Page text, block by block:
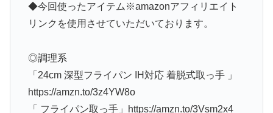
◆今回使ったアイテム※amazonアフィリエイト
リンクを使用させていただいております。
◎調理系
「24cm 深型フライパン IH対応 着脱式取っ手 」
https://amzn.to/3z4YW8o
「 フライパン取っ手」https://amzn.to/3Vsm2x4